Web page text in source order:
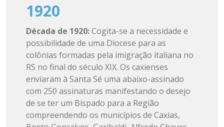
1920
Década de 1920:Cogita-se a necessidade e
possibilidade de uma Diocese para as
colônias formadas pela imigração italiana no
RS no final do século XIX. Os caxienses
enviaram à Santa Sé uma abaixo-assinado
com 250 assinaturas manifestando o desejo
de se ter um Bispado para a Região
compreendendo os municípios de Caxias,